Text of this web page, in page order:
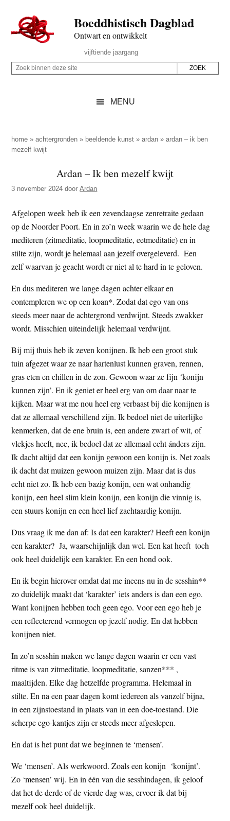
naar
de
inhoud
secondary
naar
de
sidebar
naar
de
Boeddhistisch Dagblad
Ontwart en ontwikkelt
Rechts
vijftiende jaargang
Z
p
d
z
s
i
t
e
Z
i
n
n
e
z
e
s
i
MENU
home »achtergronden » beeldende kunst »ardan »ardan – ik ben
mezelf kwijt
Ardan – Ik ben mezelf kwijt
3 november 2024 doorArdan
Afgelopen week heb ik een zevendaagse zenretraite gedaan
op de Noorder Poort. En in zo’n week waarin we de hele dag
mediteren (zitmeditatie, loopmeditatie, eetmeditatie) en in
stilte zijn, wordt je helemaal aan jezelf overgeleverd. Een
zelf waarvan je geacht wordt er niet al te hard in te geloven.
En dus mediteren we lange dagen achter elkaar en
contempleren we op een koan*. Zodat dat ego van ons
steeds meer naar de achtergrond verdwijnt. Steeds zwakker
wordt. Misschien uiteindelijk helemaal verdwijnt.
Bij mij thuis heb ik zeven konijnen. Ik heb een groot stuk
tuin afgezet waar ze naar hartenlust kunnen graven, rennen,
gras eten en chillen in de zon. Gewoon waar ze fijn ‘konijn
kunnen zijn’. En ik geniet er heel erg van om daar naar te
kijken. Maar wat me nou heel erg verbaast bij die konijnen is
dat ze allemaal verschillend zijn. Ik bedoel niet de uiterlijke
kenmerken, dat de ene bruin is, een andere zwart of wit, of
vlekjes heeft, nee, ik bedoel dat ze allemaal echt ánders zijn.
Ik dacht altijd dat een konijn gewoon een konijn is. Net zoals
ik dacht dat muizen gewoon muizen zijn. Maar dat is dus
echt niet zo. Ik heb een bazig konijn, een wat onhandig
konijn, een heel slim klein konijn, een konijn die vinnig is,
een stuurs konijn en een heel lief zachtaardig konijn.
Dus vraag ik me dan af: Is dat een karakter? Heeft een konijn
een karakter? Ja, waarschijnlijk dan wel. Een kat heeft toch
ook heel duidelijk een karakter. En een hond ook.
En ik begin hierover omdat dat me ineens nu in de sesshin**
zo duidelijk maakt dat ‘karakter’ iets anders is dan een ego.
Want konijnen hebben toch geen ego. Voor een ego heb je
een reflecterend vermogen op jezelf nodig. En dat hebben
konijnen niet.
In zo’n sesshin maken we lange dagen waarin er een vast
ritme is van zitmeditatie, loopmeditatie, sanzen*** ,
maaltijden. Elke dag hetzelfde programma. Helemaal in
stilte. En na een paar dagen komt iedereen als vanzelf bijna,
in een zijnstoestand in plaats van in een doe-toestand. Die
scherpe ego-kantjes zijn er steeds meer afgeslepen.
En dat is het punt dat we beginnen te ‘mensen’.
We ‘mensen’. Als werkwoord. Zoals een konijn ‘konijnt’.
Zo ‘mensen’ wij. En in één van die sesshindagen, ik geloof
dat het de derde of de vierde dag was, ervoer ik dat bij
mezelf ook heel duidelijk.